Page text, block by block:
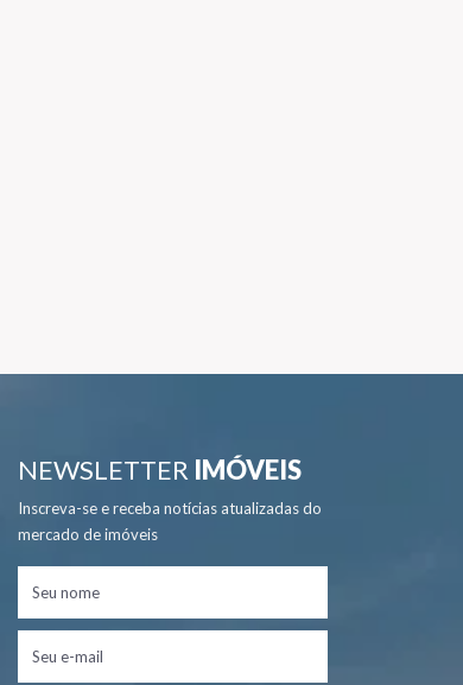
NEWSLETTER IMÓVEIS
Inscreva-se e receba notícias atualizadas do
mercado de imóveis